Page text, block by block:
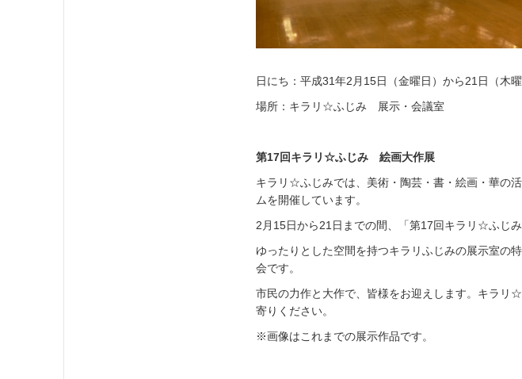
日にち：平成31年2月15日（金曜日）から21日（木
場所：キラリ☆ふじみ 展示・会議室
第17回キラリ☆ふじみ 絵画大作展
キラリ☆ふじみでは、美術・陶芸・書・絵画・華の
ムを開催しています。
2月15日から21日までの間、「第17回キラリ☆ふじ
ゆったりとした空間を持つキラリふじみの展示室の
会です。
市民の力作と大作で、皆様をお迎えします。キラリ
寄りください。
※画像はこれまでの展示作品です。